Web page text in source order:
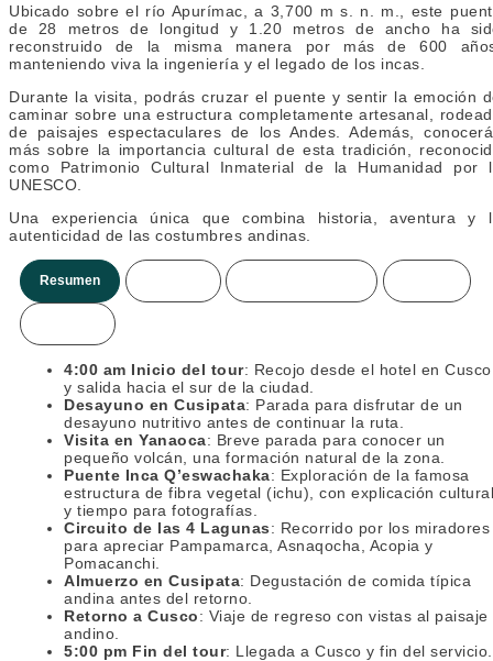
Ubicado sobre el río Apurímac, a 3,700 m s. n. m., este
de 28 metros de longitud y 1.20 metros de ancho ha
reconstruido de la misma manera por más de 600
manteniendo viva la ingeniería y el legado de los incas.
Durante la visita, podrás cruzar el puente y sentir la emoción
caminar sobre una estructura completamente artesanal,
de paisajes espectaculares de los Andes. Además,
más sobre la importancia cultural de esta tradición,
como Patrimonio Cultural Inmaterial de la Humanidad por
UNESCO.
Una experiencia única que combina historia, aventura y
autenticidad de las costumbres andinas.
Resumen
4:00 am Inicio del tour: Recojo desde el hotel en Cusco
y salida hacia el sur de la ciudad.
Desayuno en Cusipata: Parada para disfrutar de un
desayuno nutritivo antes de continuar la ruta.
Visita en Yanaoca: Breve parada para conocer un
pequeño volcán, una formación natural de la zona.
Puente Inca Q’eswachaka: Exploración de la famosa
estructura de fibra vegetal (ichu), con explicación cultural
y tiempo para fotografías.
Circuito de las 4 Lagunas: Recorrido por los miradores
para apreciar Pampamarca, Asnaqocha, Acopia y
Pomacanchi.
Almuerzo en Cusipata: Degustación de comida típica
andina antes del retorno.
Retorno a Cusco: Viaje de regreso con vistas al paisaje
andino.
5:00 pm Fin del tour: Llegada a Cusco y fin del servicio.